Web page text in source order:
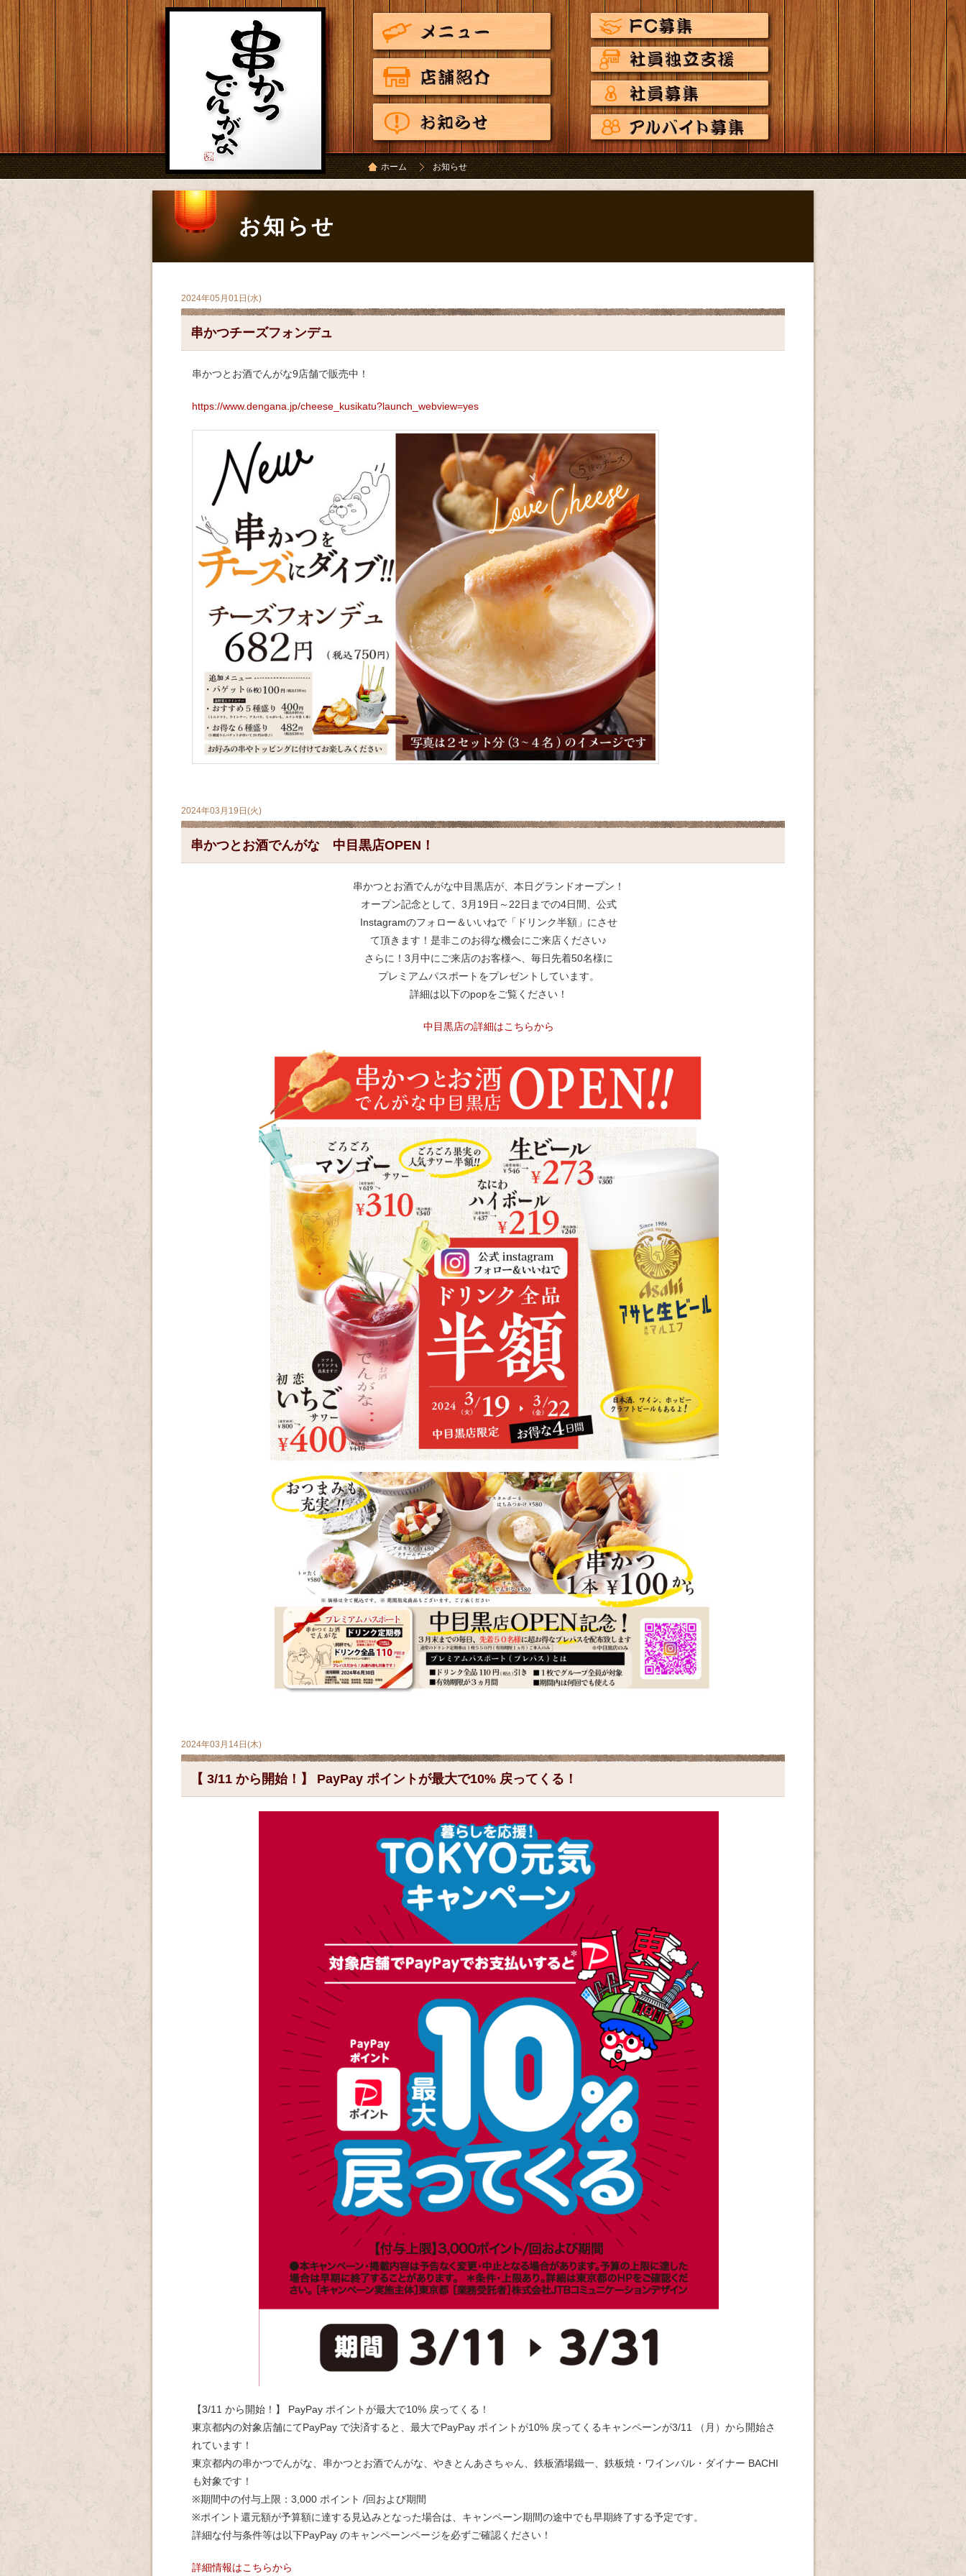
ホーム お知らせ
お知らせ
2024年05月01日(水)
串かつチーズフォンデュ
串かつとお酒でんがな9店舗で販売中！
https://www.dengana.jp/cheese_kusikatu?launch_webview=yes
2024年03月19日(火)
串かつとお酒でんがな 中目黒店OPEN！
串かつとお酒でんがな中目黒店が、本日グランドオープン！
オープン記念として、3月19日～22日までの4日間、公式
Instagramのフォロー＆いいねで「ドリンク半額」にさせ
て頂きます！是非このお得な機会にご来店ください♪
さらに！3月中にご来店のお客様へ、毎日先着50名様に
プレミアムパスポートをプレゼントしています。
詳細は以下のpopをご覧ください！
中目黒店の詳細はこちらから
2024年03月14日(木)
【 3/11 から開始！】 PayPay ポイントが最大で10% 戻ってくる！
【3/11 から開始！】 PayPay ポイントが最大で10% 戻ってくる！
東京都内の対象店舗にてPayPay で決済すると、最大でPayPay ポイントが10% 戻ってくるキャンペーンが3/11 （月）から開始さ
れています！
東京都内の串かつでんがな、串かつとお酒でんがな、やきとんあさちゃん、鉄板酒場鐵一、鉄板焼・ワインバル・ダイナー BACHI
も対象です！
※期間中の付与上限：3,000 ポイント /回および期間
※ポイント還元額が予算額に達する見込みとなった場合は、キャンペーン期間の途中でも早期終了する予定です。
詳細な付与条件等は以下PayPay のキャンペーンページを必ずご確認ください！
詳細情報はこちらから